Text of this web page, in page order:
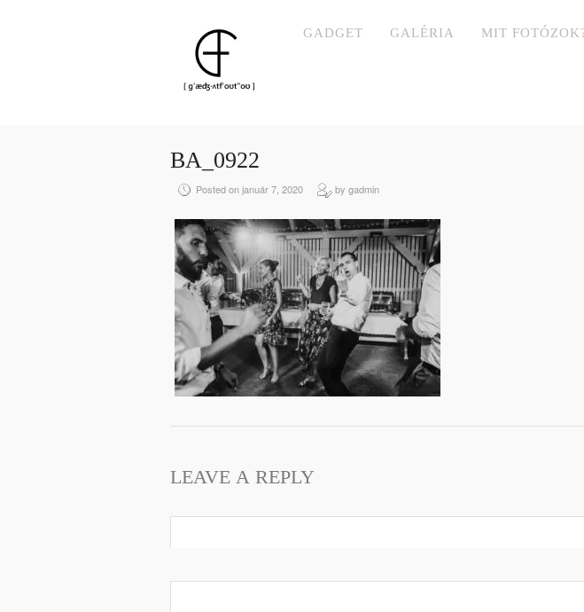
GADGET GALÉRIA MIT
BA_0922
Posted on január 7, 2020 by gadmin
LEAVE A REPLY